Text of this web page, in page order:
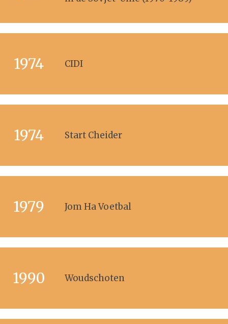
1974 CIDI
1974 Start Cheider
1979 Jom Ha Voetbal
1990 Woudschoten